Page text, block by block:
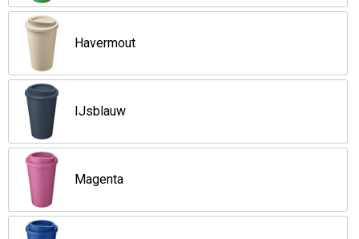
Havermout
IJsblauw
Magenta